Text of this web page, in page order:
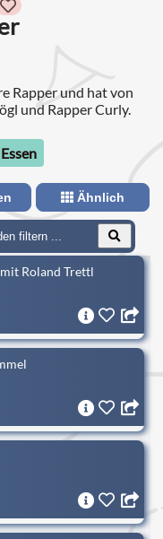
Rapper und hat von
und Rapper Curly.
Essen
Ähnlich
Roland Trettl